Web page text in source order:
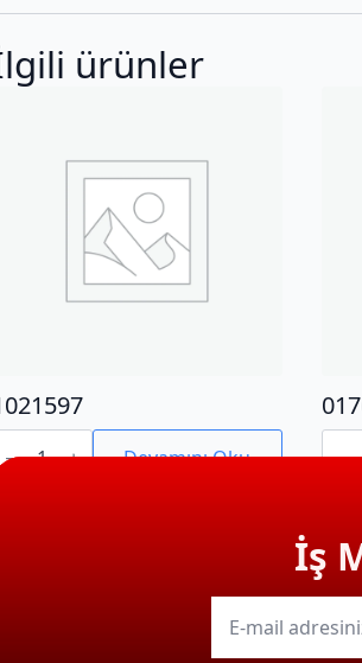
ürünler
adet Devamını Oku adet
İş
E-
mail